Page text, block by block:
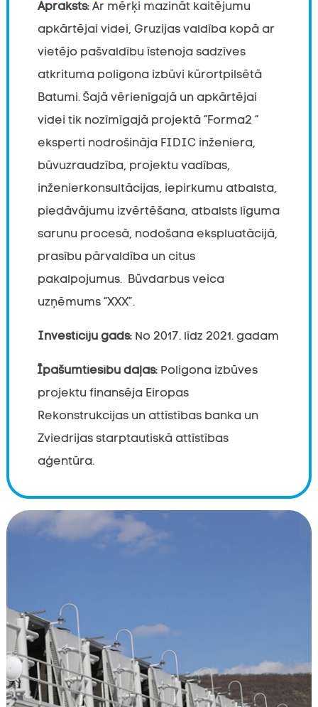
Apraksts:Ar mērķi mazināt kaitējumu
apkārtējai videi, Gruzijas valdība kopā ar
vietējo pašvaldību īstenoja sadzīves
atkrituma poligona izbūvi kūrortpilsētā
Batumi. Šajā vērienīgajā un apkārtējai
videi tik nozīmīgajā projektā “Forma2 “
eksperti nodrošināja FIDIC inženiera,
būvuzraudzība, projektu vadības,
inženierkonsultācijas, iepirkumu atbalsta,
piedāvājumu izvērtēšana, atbalsts līguma
sarunu procesā, nodošana ekspluatācijā,
prasību pārvaldība un citus
pakalpojumus. Būvdarbus veica
uzņēmums “XXX”.
Investīciju gads:No 2017. līdz 2021. gadam
Īpašumtiesību daļas:Poligona izbūves
projektu finansēja Eiropas
Rekonstrukcijas un attīstības banka un
Zviedrijas starptautiskā attīstības
aģentūra.